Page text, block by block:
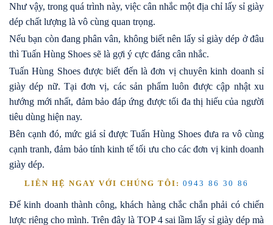
Như vậy, trong quá trình này, việc cân nhắc một địa chỉ lấy sỉ giày
dép chất lượng là vô cùng quan trọng.
Nếu bạn còn đang phân vân, không biết nên lấy sỉ giày dép ở đâu
thì Tuấn Hùng Shoes sẽ là gợi ý cực đáng cân nhắc.
Tuấn Hùng Shoes được biết đến là đơn vị chuyên kinh doanh sỉ
giày dép nữ. Tại đơn vị, các sản phẩm luôn được cập nhật xu
hướng mới nhất, đảm bảo đáp ứng được tối đa thị hiếu của người
tiêu dùng hiện nay.
Bên cạnh đó, mức giá sỉ được Tuấn Hùng Shoes đưa ra vô cùng
cạnh tranh, đảm bảo tính kinh tế tối ưu cho các đơn vị kinh doanh
giày dép.
LIÊN HỆ NGAY VỚI CHÚNG TÔI: 0943 86 30 86
Để kinh doanh thành công, khách hàng chắc chắn phải có chiến
lược riêng cho mình. Trên đây là TOP 4 sai lầm lấy sỉ giày dép mà